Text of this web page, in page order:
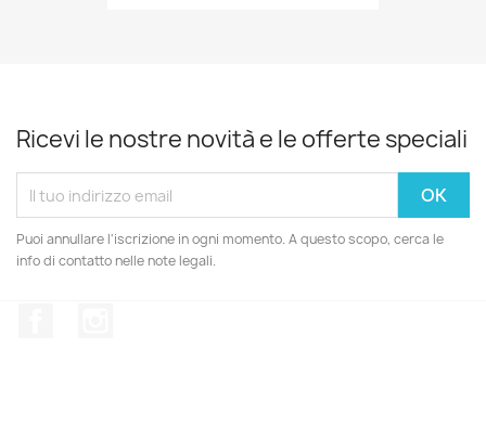
Ricevi le nostre novità e le offerte speciali
Puoi annullare l'iscrizione in ogni momento. A questo scopo, cerca le
info di contatto nelle note legali.